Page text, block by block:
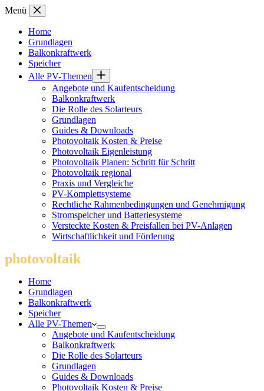
Zum
springen
Menü
Home
Grundlagen
Balkonkraftwerk
Speicher
Alle PV-Themen
Angebote und Kaufentscheidung
Balkonkraftwerk
Die Rolle des Solarteurs
Grundlagen
Guides & Downloads
Photovoltaik Kosten & Preise
Photovoltaik Eigenleistung
Photovoltaik Planen: Schritt für Schritt
Photovoltaik regional
Praxis und Vergleiche
PV-Komplettsysteme
Rechtliche Rahmenbedingungen und Genehmigung
Stromspeicher und Batteriesysteme
Versteckte Kosten & Preisfallen bei PV-Anlagen
Wirtschaftlichkeit und Förderung
photovoltaik
Home
Grundlagen
Balkonkraftwerk
Speicher
Alle PV-Themen
Angebote und Kaufentscheidung
Balkonkraftwerk
Die Rolle des Solarteurs
Grundlagen
Guides & Downloads
Photovoltaik Kosten & Preise